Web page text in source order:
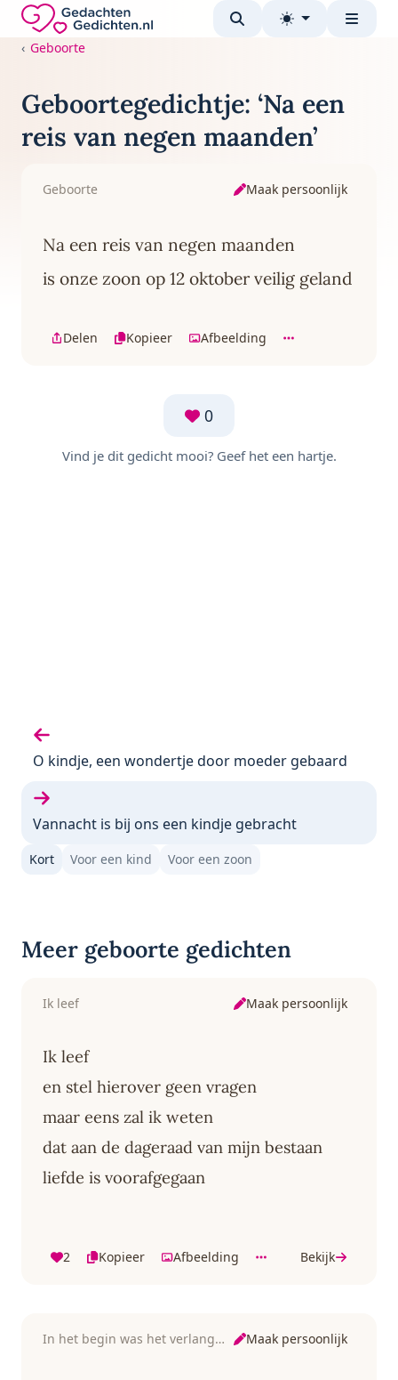
Direct naar de inhoud
Gedachten-Gedichten.nl — naar de homepage
Geboorte
Geboortegedichtje: ‘Na een
reis van negen maanden’
Geboorte Maak persoonlijk
Na een reis van negen maanden
is onze zoon op 12 oktober veilig geland
Delen Kopieer Afbeelding
0
Vind je dit gedicht mooi? Geef het een hartje.
Vorige gedicht:
O kindje, een wondertje door moeder gebaard
Volgende gedicht:
Vannacht is bij ons een kindje gebracht
Kort Voor een kind Voor een zoon
Meer geboorte gedichten
Ik leef Maak persoonlijk
Ik leef
en stel hierover geen vragen
maar eens zal ik weten
dat aan de dageraad van mijn bestaan
liefde is voorafgegaan
2 Kopieer Afbeelding Bekijk
In het begin was het verlangen Maak persoonlijk